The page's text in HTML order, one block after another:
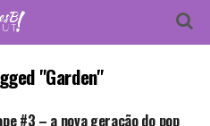
"Garden"
#3 – a nova geração do pop